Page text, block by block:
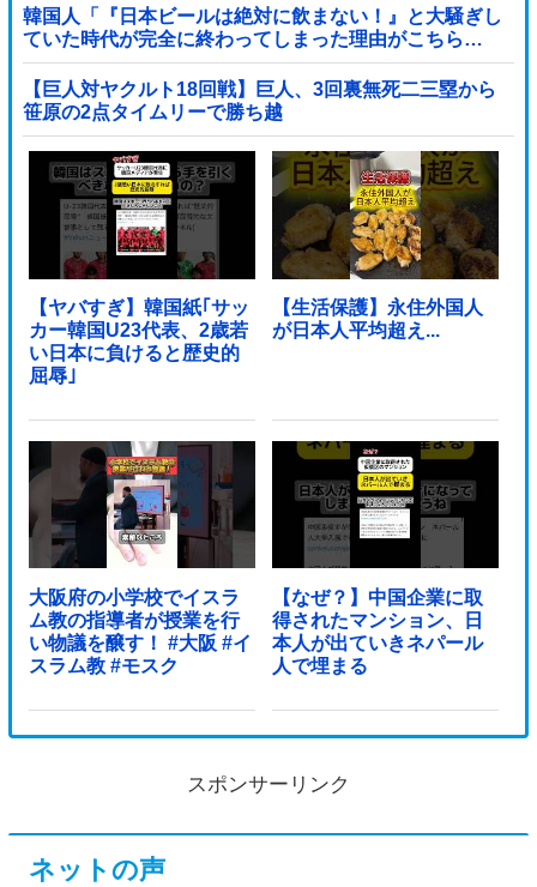
韓国人「『日本ビールは絶対に飲まない！』と大騒ぎし
ていた時代が完全に終わってしまった理由がこちら…
（ブルブル」＝韓国の反応
【巨人対ヤクルト18回戦】巨人、3回裏無死二三塁から
笹原の2点タイムリーで勝ち越
し！！！！！！！！！！！！！他
【ヤバすぎ】韓国紙｢サッ
カー韓国U23代表、2歳若
い日本に負けると歴史的
屈辱｣
【生活保護】永住外国人
が日本人平均超え...
大阪府の小学校でイスラ
ム教の指導者が授業を行
い物議を醸す！ #大阪 #イ
スラム教 #モスク
【なぜ？】中国企業に取
得されたマンション、日
本人が出ていきネパール
人で埋まる
スポンサーリンク
ネットの声